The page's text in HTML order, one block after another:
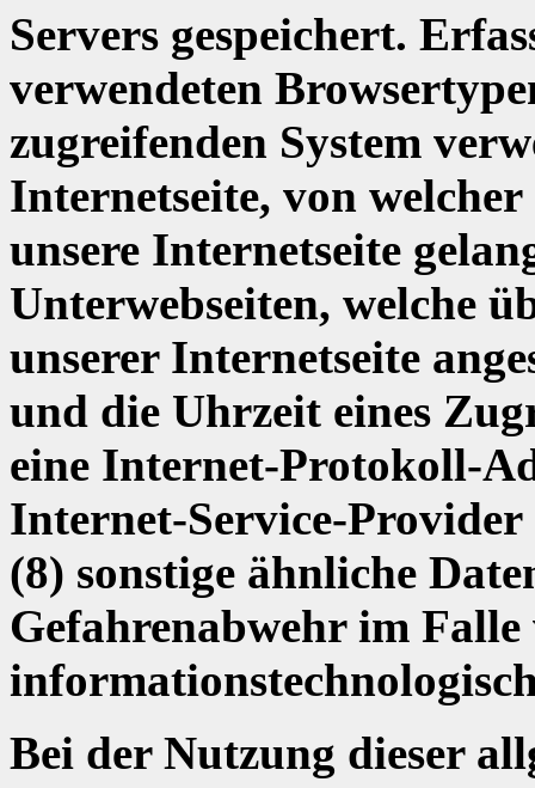
Servers gespeichert.
verwendeten
zugreifenden System
Internetseite, von
unsere Internetseite
Unterwebseiten, welche
unserer Internetseite
und die Uhrzeit eines
eine Internet-Protokoll-
Internet-Service-Provider
(8) sonstige ähnliche
Gefahrenabwehr im
Bei der Nutzung dieser